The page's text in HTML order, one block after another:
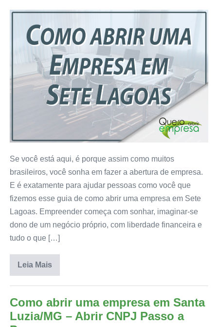
Se você está aqui, é porque assim como muitos
brasileiros, você sonha em fazer a abertura de empresa.
E é exatamente para ajudar pessoas como você que
fizemos esse guia de como abrir uma empresa em Sete
Lagoas. Empreender começa com sonhar, imaginar-se
dono de um negócio próprio, com liberdade financeira e
tudo o que […]
Leia Mais
Como abrir uma empresa em Santa
Luzia/MG – Abrir CNPJ Passo a